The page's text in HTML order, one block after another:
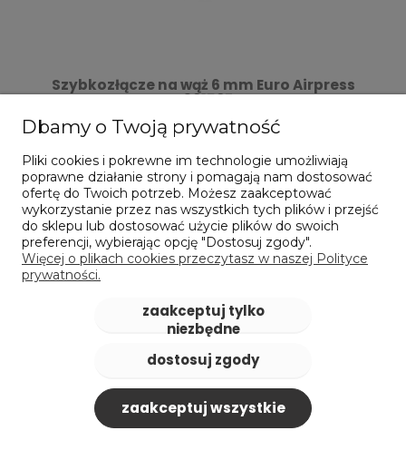
Szybkozłącze na wąż 6 mm Euro Airpress
4301507
16,32 zł
Cena netto: 13,27 zł
powiadom o dostępności
Dbamy o Twoją prywatność
Pliki cookies i pokrewne im technologie umożliwiają
poprawne działanie strony i pomagają nam dostosować
ofertę do Twoich potrzeb. Możesz zaakceptować
wykorzystanie przez nas wszystkich tych plików i przejść
do sklepu lub dostosować użycie plików do swoich
preferencji, wybierając opcję "Dostosuj zgody".
Więcej o plikach cookies przeczytasz w naszej Polityce
prywatności.
zaakceptuj tylko
niezbędne
dostosuj zgody
zaakceptuj wszystkie